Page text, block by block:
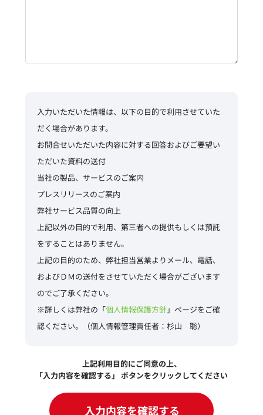
入力いただいた情報は、以下の目的で利用させていた
だく場合があります。
お問合せいただいた内容に対する回答およびご要望い
ただいた資料の送付
当社の製品、サービスのご案内
プレスリリースのご案内
弊社サービス品質の向上
上記以外の目的で利用、第三者への提供もしくは預託
をすることはありません。
上記の目的のため、弊社担当営業よりメール、電話、
およびＤＭの送付をさせていただく場合がございます
のでご了承ください。
※詳しくは弊社の「個人情報保護方針」ページをご確
認ください。
（個人情報管理責任者：杉山 聡）
上記利用目的にご同意の上、
「入力内容を確認する」 ボタンをクリックしてください